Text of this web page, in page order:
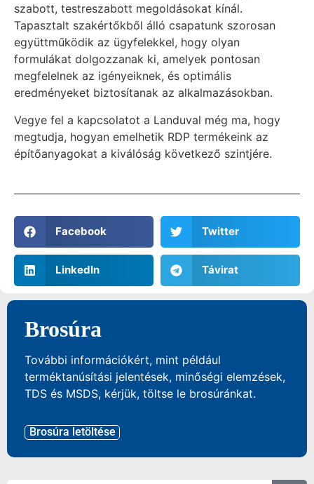
szabott, testreszabott megoldásokat kínál.
Tapasztalt szakértőkből álló csapatunk szorosan
együttműködik az ügyfelekkel, hogy olyan
formulákat dolgozzanak ki, amelyek pontosan
megfelelnek az igényeiknek, és optimális
eredményeket biztosítanak az alkalmazásokban.
Vegye fel a kapcsolatot a Landuval még ma, hogy
megtudja, hogyan emelhetik RDP termékeink az
építőanyagokat a kiválóság következő szintjére.
Facebook Twitter
LinkedIn Távirat
Brosúra
További információkért, mint például
terméktanúsítási jelentések, minőségi elemzések,
TDS és MSDS, kérjük, töltse le brosúránkat.
Brosúra letöltése